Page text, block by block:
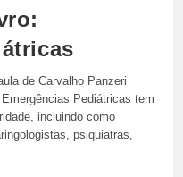
de Carvalho Panzeri
Pediátricas tem
incluindo como
psiquiatras,